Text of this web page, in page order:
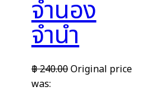
จำนอง
จำนำ
฿240.00Original price
was: